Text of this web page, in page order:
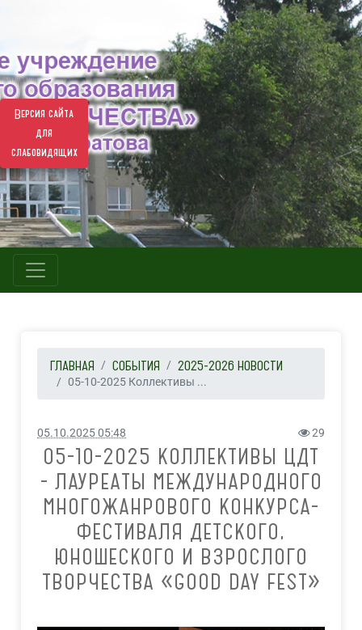
Версия сайта
для
слабовидящих
ГЛАВНАЯ СОБЫТИЯ 2025-2026 НОВОСТИ
05-10-2025 Коллективы ...
05.10.2025 05:48 29
05-10-2025 КОЛЛЕКТИВЫ ЦДТ
- ЛАУРЕАТЫ МЕЖДУНАРОДНОГО
МНОГОЖАНРОВОГО КОНКУРСА-
ФЕСТИВАЛЯ ДЕТСКОГО,
ЮНОШЕСКОГО И ВЗРОСЛОГО
ТВОРЧЕСТВА «GOOD DAY FEST»